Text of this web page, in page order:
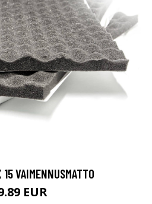
VAIMENNUSMATTO
EUR